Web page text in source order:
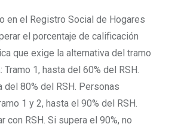
en el Registro Social de Hogares
el porcentaje de calificación
que exige la alternativa del tramo
Tramo 1, hasta del 60% del RSH.
del 80% del RSH. Personas
1 y 2, hasta el 90% del RSH.
con RSH. Si supera el 90%, no